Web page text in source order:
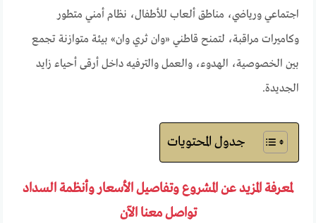
اجتماعي ورياضي، مناطق ألعاب للأطفال، نظام أمني متطور
وكاميرات مراقبة، لتمنح قاطني «وان ثري وان» بيئة متوازنة تجمع
بين الخصوصية، الهدوء، والعمل والترفيه داخل أرقى أحياء زايد
الجديدة.
جدول المحتويات
لمعرفة المزيد عن المشروع وتفاصيل الأسعار وأنظمة السداد
تواصل معنا الآن